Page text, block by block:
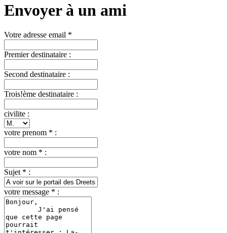
Envoyer à un ami
Votre adresse email *
Premier destinataire :
Second destinataire :
Trois!ème destinataire :
civilite :
votre prenom * :
votre nom * :
Sujet * :
votre message * :